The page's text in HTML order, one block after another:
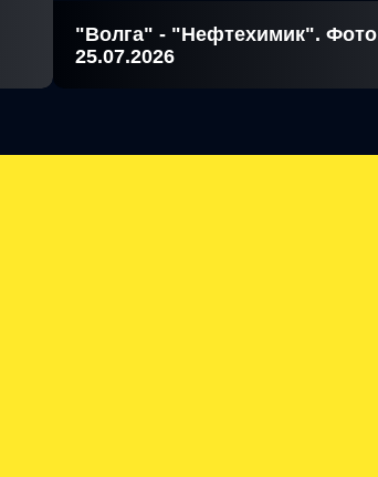
"Волга" - "Нефтехимик". Фото
25.07.2026